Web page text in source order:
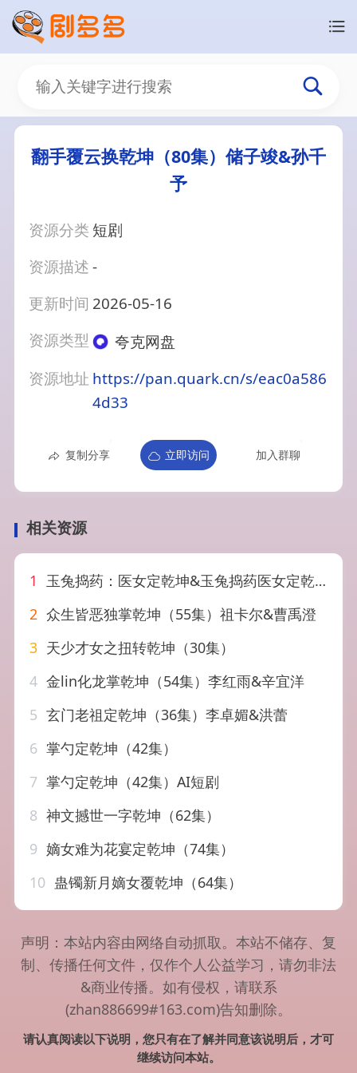
翻手覆云换乾坤（80集）储子竣&孙千
予
资源分类 短剧
资源描述-
更新时间 2026-05-16
资源类型
夸克网盘
资源地址 https://pan.quark.cn/s/eac0a586
4d33
复制分享 立即访问 加入群聊
相关资源
1
玉兔捣药：医女定乾坤&玉兔捣药医女定乾坤（66集）AI短剧
2 众生皆恶独掌乾坤（55集）祖卡尔&曹禹澄
3 天少才女之扭转乾坤（30集）
4 金lin化龙掌乾坤（54集）李红雨&辛宜洋
5 玄门老祖定乾坤（36集）李卓媚&洪蕾
6 掌勺定乾坤（42集）
7 掌勺定乾坤（42集）AI短剧
8 神文撼世一字乾坤（62集）
9 嫡女难为花宴定乾坤（74集）
10 蛊镯新月嫡女覆乾坤（64集）
声明：本站内容由网络自动抓取。本站不储存、复
制、传播任何文件，仅作个人公益学习，请勿非法
&商业传播。如有侵权，请联系
(zhan886699#163.com)告知删除。
请认真阅读以下说明，您只有在了解并同意该说明后，才可
继续访问本站。